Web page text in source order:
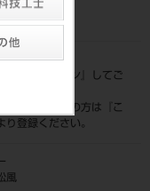
コード
ログイン
』してご
い。
員登録がまだの方は『
こ
り登録ください。
風